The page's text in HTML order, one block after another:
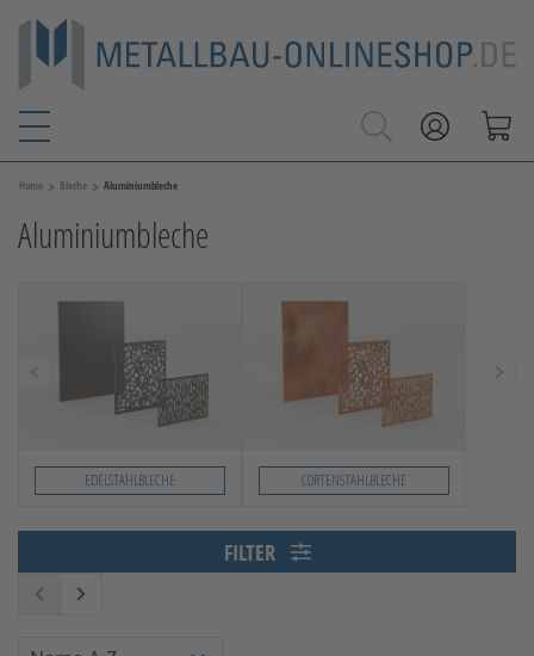
Home > Bleche > Aluminiumbleche
Aluminiumbleche
EDELSTAHLBLECHE CORTENSTAHLBLECHE
FILTER